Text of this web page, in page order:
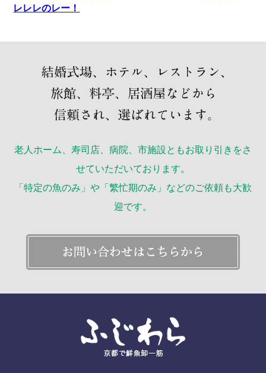
レレレのレー！
老人ホーム、寿司店、病院、市施設ともお取り引きをさ
せていただいております。
「特定の魚のみ」や「繁忙期のみ」などのご依頼も大歓
迎です。